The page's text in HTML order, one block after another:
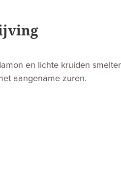
en lichte kruiden
aangename zuren.